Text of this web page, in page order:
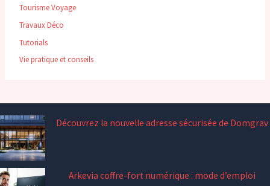
Tourisme Voyage
Travaux Déco
Tutorials
Vie pratique et conseils
Découvrez la nouvelle adresse sécurisée de Domgrav
Arkevia coffre-fort numérique : mode d’emploi